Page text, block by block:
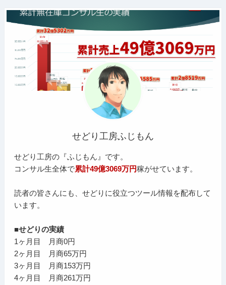
せどり工房ふじもん
せどり工房の『ふじもん』です。
コンサル生全体で累計49億3069万円稼がせています。
読者の皆さんにも、せどりに役立つツール情報を配布して
います。
■せどりの実績
1ヶ月目 月商0円
2ヶ月目 月商65万円
3ヶ月目 月商153万円
4ヶ月目 月商261万円